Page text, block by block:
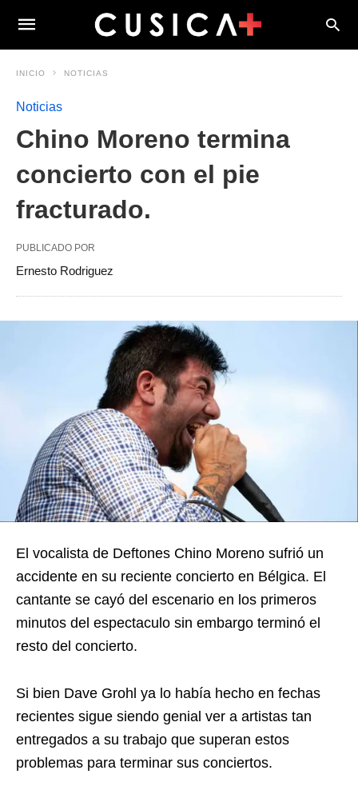
INICIO NOTICIAS
Noticias
Chino Moreno termina
concierto con el pie
fracturado.
PUBLICADO POR
Ernesto Rodriguez
El vocalista de Deftones Chino Moreno sufrió un
accidente en su reciente concierto en Bélgica. El
cantante se cayó del escenario en los primeros
minutos del espectaculo sin embargo terminó el
resto del concierto.
Si bien Dave Grohl ya lo había hecho en fechas
recientes sigue siendo genial ver a artistas tan
entregados a su trabajo que superan estos
problemas para terminar sus conciertos.